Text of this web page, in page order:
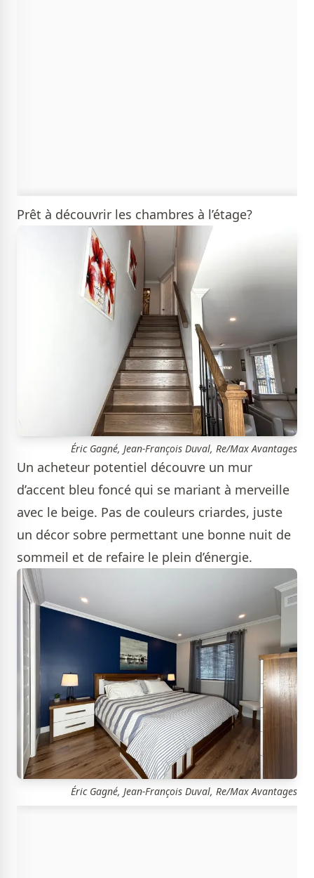
Prêt à découvrir les chambres à l’étage?
Éric Gagné, Jean-François Duval, Re/Max Avantages
Un acheteur potentiel découvre un mur
d’accent bleu foncé qui se mariant à merveille
avec le beige. Pas de couleurs criardes, juste
un décor sobre permettant une bonne nuit de
sommeil et de refaire le plein d’énergie.
Éric Gagné, Jean-François Duval, Re/Max Avantages